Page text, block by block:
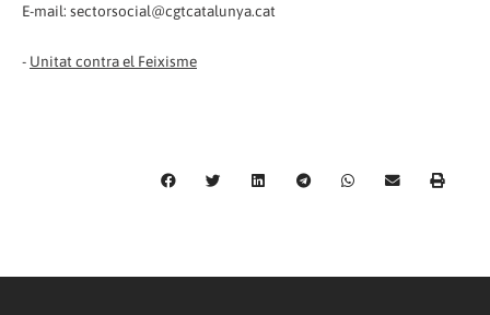
E-mail: sectorsocial@cgtcatalunya.cat
- Unitat contra el Feixisme